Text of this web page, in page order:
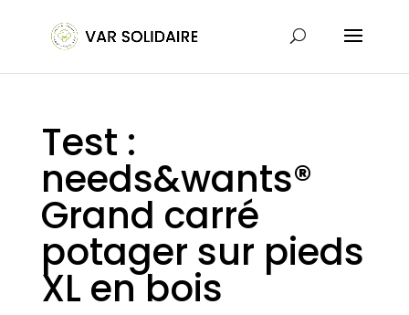
Test :
needs&wants®
Grand carré
potager sur pieds
XL en bois